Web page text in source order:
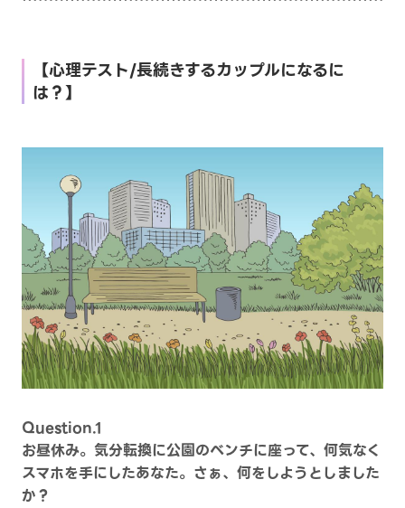
【心理テスト/長続きするカップルになるに
は？】
Question.1
お昼休み。気分転換に公園のベンチに座って、何気なく
スマホを手にしたあなた。さぁ、何をしようとしました
か？